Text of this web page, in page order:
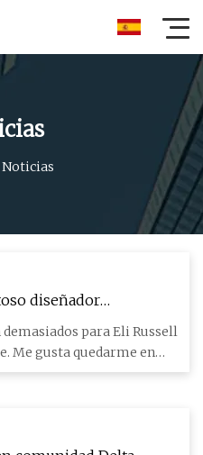
Noticias
diseñador
para Eli Russell